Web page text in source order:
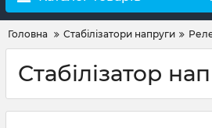
Головна Стабілізатори напруги
Стабілізатор